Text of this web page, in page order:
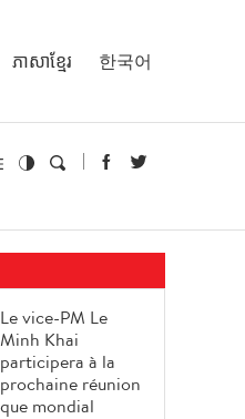
ភាសាខ្មែរ 한국어
Le vice-PM Le
Minh Khai
participera à la
prochaine réunion
mondial